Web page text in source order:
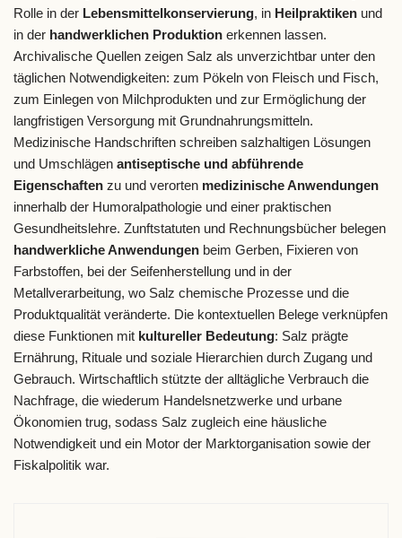
Rolle in der Lebensmittelkonservierung, in Heilpraktiken und
in der handwerklichen Produktion erkennen lassen.
Archivalische Quellen zeigen Salz als unverzichtbar unter den
täglichen Notwendigkeiten: zum Pökeln von Fleisch und Fisch,
zum Einlegen von Milchprodukten und zur Ermöglichung der
langfristigen Versorgung mit Grundnahrungsmitteln.
Medizinische Handschriften schreiben salzhaltigen Lösungen
und Umschlägen antiseptische und abführende
Eigenschaften zu und verorten medizinische Anwendungen
innerhalb der Humoralpathologie und einer praktischen
Gesundheitslehre. Zunftstatuten und Rechnungsbücher belegen
handwerkliche Anwendungen beim Gerben, Fixieren von
Farbstoffen, bei der Seifenherstellung und in der
Metallverarbeitung, wo Salz chemische Prozesse und die
Produktqualität veränderte. Die kontextuellen Belege verknüpfen
diese Funktionen mit kultureller Bedeutung: Salz prägte
Ernährung, Rituale und soziale Hierarchien durch Zugang und
Gebrauch. Wirtschaftlich stützte der alltägliche Verbrauch die
Nachfrage, die wiederum Handelsnetzwerke und urbane
Ökonomien trug, sodass Salz zugleich eine häusliche
Notwendigkeit und ein Motor der Marktorganisation sowie der
Fiskalpolitik war.